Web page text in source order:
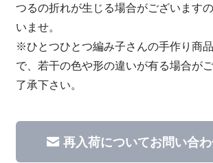
つるの折れが生じる場合がございます
いませ。
※ひとつひとつ編み子さんの手作り商
で、若干の色や形の違いが有る場合が
了承下さい。
再入荷についてお問い合